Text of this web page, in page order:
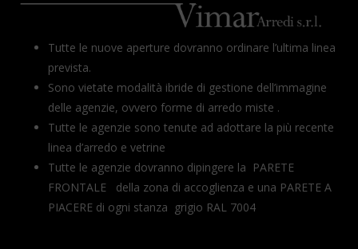
Tutte le nuove aperture dovranno ordinare l’ultima linea
prevista.
Sono vietate modalità ibride di gestione dell’immagine
delle agenzie, ovvero forme di arredo miste .
Tutte le agenzie sono tenute ad adottare la più recente
linea d’arredo e vetrine
Tutte le agenzie dovranno dipingere la PARETE
FRONTALE della zona di accoglienza e una PARETE A
PIACERE di ogni stanza grigio RAL 7004